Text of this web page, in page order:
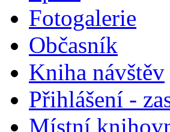
Fotogalerie
Občasník
Kniha návštěv
Přihlášení -
Místní